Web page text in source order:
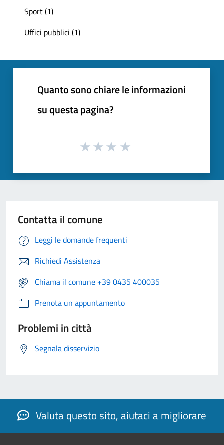
Sport (1)
Uffici pubblici (1)
Quanto sono chiare le informazioni
su questa pagina?
Contatta il comune
Leggi le domande frequenti
Richiedi Assistenza
Chiama il comune +39 0435 400035
Prenota un appuntamento
Problemi in città
Segnala disservizio
Valuta questo sito, aiutaci a migliorare